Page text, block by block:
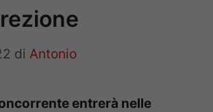
di Antonio
entrerà nelle